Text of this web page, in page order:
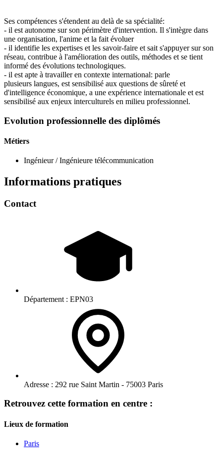
Ses compétences s'étendent au delà de sa spécialité:
- il est autonome sur son périmètre d'intervention. Il s'intègre dans
une organisation, l'anime et la fait évoluer
- il identifie les expertises et les savoir-faire et sait s'appuyer sur son
réseau, contribue à l'amélioration des outils, méthodes et se tient
informé des évolutions technologiques.
- il est apte à travailler en contexte international: parle
plusieurs langues, est sensibilisé aux questions de sûreté et
d'intelligence économique, a une expérience internationale et est
sensibilisé aux enjeux interculturels en milieu professionnel.
Evolution professionnelle des diplômés
Métiers
Ingénieur / Ingénieure télécommunication
Informations pratiques
Contact
Département : EPN03
Adresse : 292 rue Saint Martin - 75003 Paris
Retrouvez cette formation en centre :
Lieux de formation
Paris